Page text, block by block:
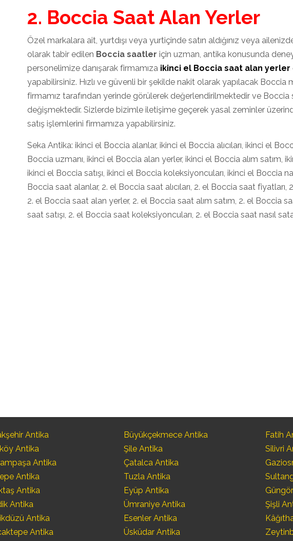
2. Boccia Saat Alan Yerler
Özel markalara ait, yurtdışı veya yurtiçinde satın aldığınız veya
olarak tabir edilen Boccia saatler için uzman, antika konusunda
personelimize danışarak firmamıza ikinci el Boccia saat alan yerler
yapabilirsiniz. Hızlı ve güvenli bir şekilde nakit olarak yapılacak Boccia
firmamız tarafından yerinde görülerek değerlendirilmektedir ve Boccia
değişmektedir. Sizlerde bizimle iletişime geçerek yasal zeminler
satış işlemlerini firmamıza yapabilirsiniz.
Seka Antika: ikinci el Boccia alanlar, ikinci el Boccia alıcıları, ikinci el
Boccia uzmanı, ikinci el Boccia alan yerler, ikinci el Boccia alım satım,
ikinci el Boccia satışı, ikinci el Boccia koleksiyoncuları, ikinci el Boccia
Boccia saat alanlar, 2. el Boccia saat alıcıları, 2. el Boccia saat fiyatları,
2. el Boccia saat alan yerler, 2. el Boccia saat alım satım, 2. el Boccia
saat satışı, 2. el Boccia saat koleksiyoncuları, 2. el Boccia saat nasıl
Antika
Antika
Antika
Antika
Antika
Antika
Antika
Antika
Büyükçekmece Antika
Şile Antika
Çatalca Antika
Tuzla Antika
Eyüp Antika
Ümraniye Antika
Esenler Antika
Üsküdar Antika
Fatih
Silivri
Şişli